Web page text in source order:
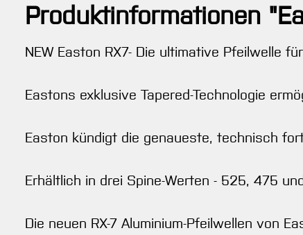
Produktinformationen
NEW Easton RX7- Die ultimative Pfeilwelle
Eastons exklusive Tapered-Technologie
Easton kündigt die genaueste, technisch
Erhältlich in drei Spine-Werten - 525, 475
Die neuen RX-7 Aluminium-Pfeilwellen von